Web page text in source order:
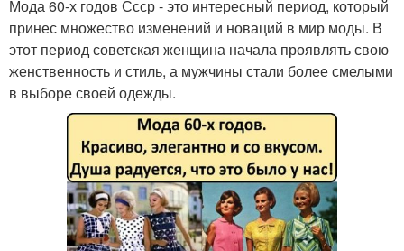
Мода 60-х годов Ссср - это интересный период, который
принес множество изменений и новаций в мир моды. В
этот период советская женщина начала проявлять свою
женственность и стиль, а мужчины стали более смелыми
в выборе своей одежды.